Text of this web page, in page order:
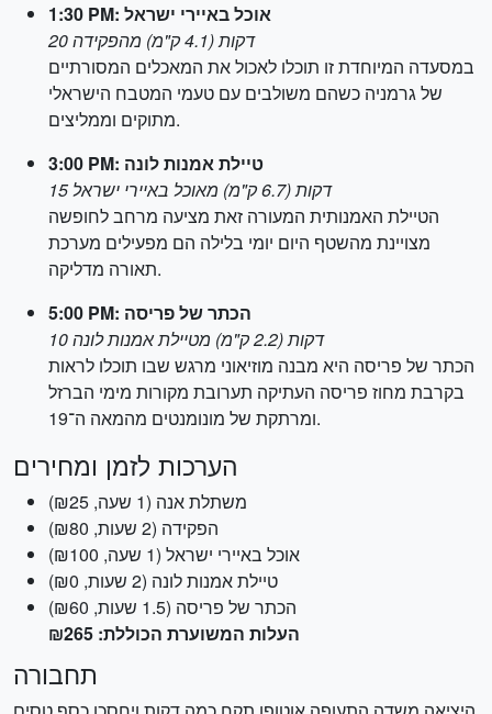
1:30 PM: אוכל באיירי ישראל
20 דקות (4.1 ק"מ) מהפקידה
במסעדה המיוחדת זו תוכלו לאכול את המאכלים המסורתיים
של גרמניה כשהם משולבים עם טעמי המטבח הישראלי
מתוקים וממליצים.
3:00 PM: טיילת אמנות לונה
15 דקות (6.7 ק"מ) מאוכל באיירי ישראל
הטיילת האמנותית המעורה זאת מציעה מרחב לחופשה
מצויינת מהשטף היום יומי בלילה הם מפעילים מערכת
תאורה מדליקה.
5:00 PM: הכתר של פריסה
10 דקות (2.2 ק"מ) מטיילת אמנות לונה
הכתר של פריסה היא מבנה מוזיאוני מרגש שבו תוכלו לראות
בקרבת מחוז פריסה העתיקה תערובת מקורות מימי הברזל
ומרתקת של מונומנטים מהמאה ה־19.
הערכות לזמן ומחירים
משתלת אנה (1 שעה, ₪25)
הפקידה (2 שעות, ₪80)
אוכל באיירי ישראל (1 שעה, ₪100)
טיילת אמנות לונה (2 שעות, ₪0)
הכתר של פריסה (1.5 שעות, ₪60)
העלות המשוערת הכוללת: ₪265
תחבורה